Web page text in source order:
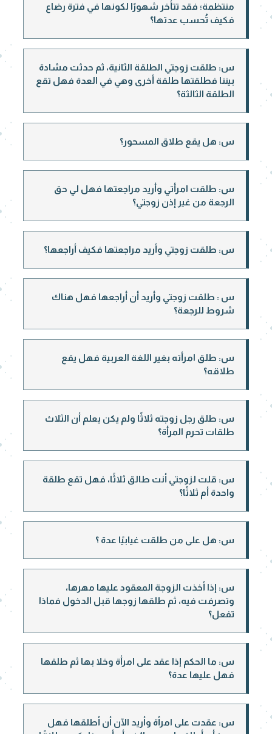
منتظمة؛ فقد تتأخر شهورًا لكونها في فترة رضاع
فكيف تُحسب عدتها؟
س: طلقت زوجتي الطلقة الثانية، ثم حدثت مشادة
بيننا فطلقتها طلقة أخرى وهي في العدة فهل تقع
الطلقة الثالثة؟
س: هل يقع طلاق المسحور؟
س: طلقت امرأتي وأريد مراجعتها فهل لي حق
الرجعة من غير إذن زوجتي؟
س: طلقت زوجتي وأريد مراجعتها فكيف أراجعها؟
س : طلقت زوجتي وأريد أن أراجعها فهل هناك
شروط للرجعة؟
س: طلق امرأته بغير اللغة العربية فهل يقع
طلاقه؟
س: طلق رجل زوجته ثلاثًا ولم يكن يعلم أن الثلاث
طلقات تحرم المرأة؟
س: قلت لزوجتي أنت طالق ثلاثًا، فهل تقع طلقة
واحدة أم ثلاثًا؟
س: هل على من طلقت غيابيًا عدة ؟
س: إذا أخذت الزوجة المعقود عليها مهرها،
وتصرفت فيه، ثم طلقها زوجها قبل الدخول فماذا
تفعل؟
س: ما الحكم إذا عقد على امرأة وخلا بها ثم طلقها
فهل عليها عدة؟
س: عقدت على امرأة وأريد الآن أن أطلقها فهل